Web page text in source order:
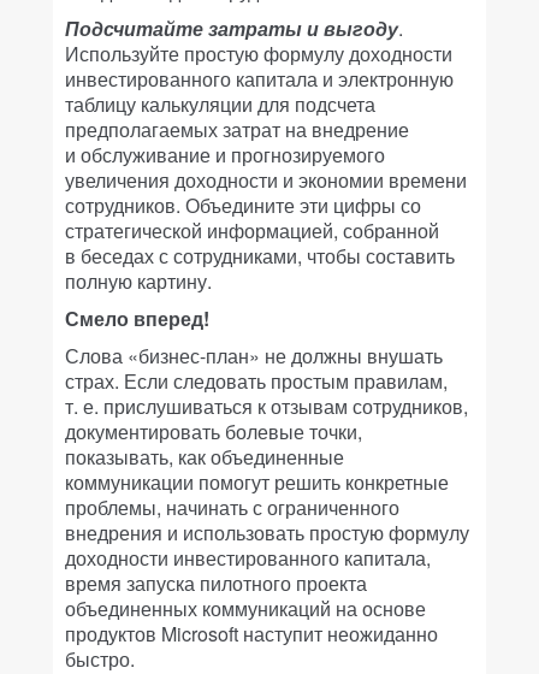
Подсчитайте затраты и выгоду.
Используйте простую формулу доходности
инвестированного капитала и электронную
таблицу калькуляции для подсчета
предполагаемых затрат на внедрение
и обслуживание и прогнозируемого
увеличения доходности и экономии времени
сотрудников. Объедините эти цифры со
стратегической информацией, собранной
в беседах с сотрудниками, чтобы составить
полную картину.
Смело вперед!
Слова «бизнес-план» не должны внушать
страх. Если следовать простым правилам,
т. е. прислушиваться к отзывам сотрудников,
документировать болевые точки,
показывать, как объединенные
коммуникации помогут решить конкретные
проблемы, начинать с ограниченного
внедрения и использовать простую формулу
доходности инвестированного капитала,
время запуска пилотного проекта
объединенных коммуникаций на основе
продуктов Microsoft наступит неожиданно
быстро.